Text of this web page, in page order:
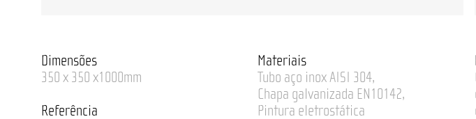
Dimensões
350 x 350 x1000mm
Referência
Materiais
Tubo aço inox AISI 304,
Chapa galvanizada EN10142,
Pintura eletrostática